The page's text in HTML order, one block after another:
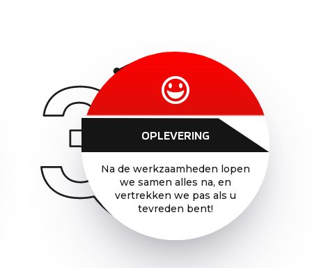
OPLEVERING
Na de werkzaamheden lopen
we samen alles na, en
vertrekken we pas als u
tevreden bent!